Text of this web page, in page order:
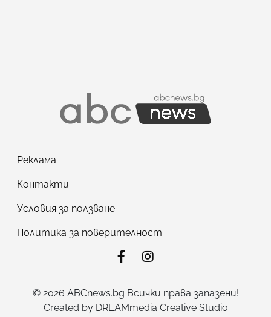
Реклама
Контакти
Условия за ползване
Политика за поверителност
© 2026 ABCnews.bg Всички права запазени!
Created by DREAMmedia Creative Studio